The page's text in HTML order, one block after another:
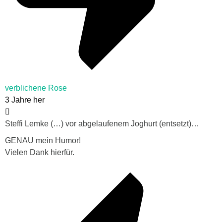
verblichene Rose
3 Jahre her
Steffi Lemke (…) vor abgelaufenem Joghurt (entsetzt)…
GENAU mein Humor!
Vielen Dank hierfür.